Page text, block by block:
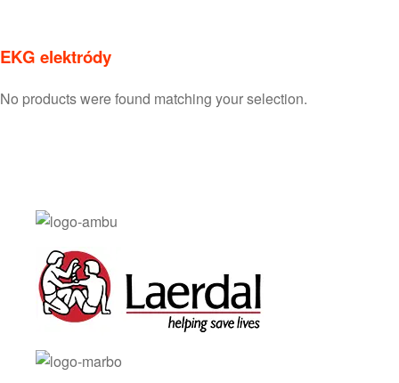
EKG elektródy
No products were found matching your selection.